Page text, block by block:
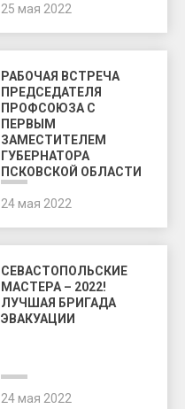
25 мая 2022
РАБОЧАЯ ВСТРЕЧА
ПРЕДСЕДАТЕЛЯ
ПРОФСОЮЗА С
ПЕРВЫМ
ЗАМЕСТИТЕЛЕМ
ГУБЕРНАТОРА
ПСКОВСКОЙ ОБЛАСТИ
24 мая 2022
СЕВАСТОПОЛЬСКИЕ
МАСТЕРА – 2022!
ЛУЧШАЯ БРИГАДА
ЭВАКУАЦИИ
24 мая 2022